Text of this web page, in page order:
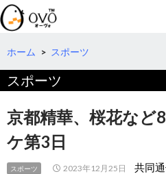
検
索
コ
テ
へ
移
動
ホーム > スポーツ
スポーツ
京都精華、桜花など
ケ第3日
スポーツ 2023年12月25日 共同